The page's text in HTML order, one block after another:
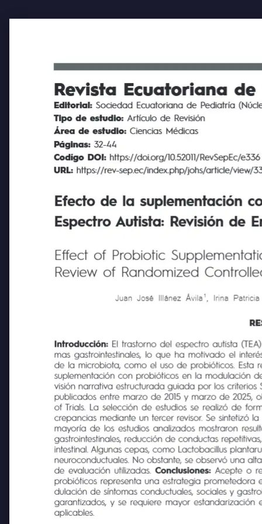
Efecto de la suplementación
Espectro Autista: Revisión de
Effect of Probiotic
Revista Ecuatoriana de
Editorial:
Sociedad Ecuatoriana de Pediatría
Tipo de estudio:
Artículo de Revisión
Área de estudio:
Páginas:
32-44
Codígo DOI:
https://doi.org/10.52011/RevSepEc/
https://rev-sep.ec/index.php/johs/article/view/336
Introducción:
El trastorno del espectro autista
mas gastrointestinales, lo que ha motivado el interés
de la microbiota, como el uso de probióticos. Esta
suplementación con probióticos en la modulación de
visión narrativa estructurada guiada por los criterios
publicados entre marzo de 2015 y marzo de 2025,
of Trials. La selección de estudios se realizó de
crepancias mediante un tercer revisor. Se sintetizó la
mayoría de los estudios analizados mostraron
gastrointestinales, reducción de conductas
intestinal. Algunas cepas, como Lactobacillus
neuroconductuales. No obstante, se observó una
de evaluación utilizadas.
Conclusiones: Acepte o
probióticos representa una estrategia prometedora
dulación de síntomas conductuales, sociales y
garantizados, y se requiere mayor estandarización
aplicables.
Juan José Illánez Ávila, Irina